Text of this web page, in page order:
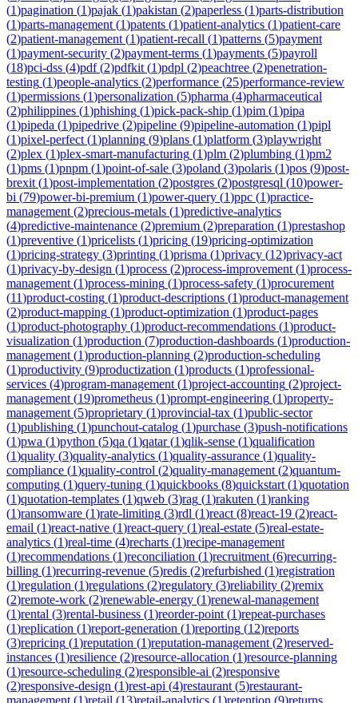
(1)pagination (1)pajak (1)pakistan (2)paperless (1)parts-distribution
(1)parts-management (1)patents (1)patient-analytics (1)patient-care
(2)patient-management (1)patient-recall (1)patterns (5)payment
(1)payment-security (2)payment-terms (1)payments (5)payroll
(18)pci-dss (4)pdf(2)pdfkit (1)pdpl (2)peachtree (2)penetration-
testing (1)people-analytics (2)performance (25)performance-review
(1)permissions (1)personalization (5)pharma (4)pharmaceutical
(2)philippines (1)phishing (1)pick-pack-ship (1)pim (1)pipa
(1)pipeda (1)pipedrive (2)pipeline (9)pipeline-automation (1)pipl
(1)pixel-perfect (1)planning (9)plans (1)platform (3)playwright
(2)plex (1)plex-smart-manufacturing (1)plm (2)plumbing (1)pm2
(1)pms (1)pnpm (1)point-of-sale (3)poland (3)polaris (1)pos (9)post-
brexit (1)post-implementation (2)postgres (2)postgresql (10)power-
bi (79)power-bi-premium (1)power-query (1)ppc (1)practice-
management (2)precious-metals (1)predictive-analytics
(4)predictive-maintenance (2)premium (2)preparation (1)prestashop
(1)preventive (1)pricelists (1)pricing (19)pricing-optimization
(1)pricing-strategy (3)printing (1)prisma (1)privacy (12)privacy-act
(1)privacy-by-design (1)process (2)process-improvement (1)process-
management (1)process-mining (1)process-safety (1)procurement
(11)product-costing (1)product-descriptions (1)product-management
(2)product-mapping (1)product-optimization (1)product-pages
(1)product-photography (1)product-recommendations (1)product-
visualization (1)production (7)production-dashboards (1)production-
management (1)production-planning (2)production-scheduling
(1)productivity (9)productization (1)products (1)professional-
services (4)program-management (1)project-accounting (2)project-
management (19)prometheus (1)prompt-engineering (1)property-
management (5)proprietary (1)provincial-tax (1)public-sector
(1)publishing (1)punchout-catalog (1)purchase (3)push-notifications
(1)pwa (1)python (5)qa (1)qatar(1)qlik-sense (1)qualification
(1)quality (3)quality-analytics (1)quality-assurance (1)quality-
compliance (1)quality-control (2)quality-management (2)quantum-
computing (1)query-tuning (1)quickbooks (8)quickstart (1)quotation
(1)quotation-templates (1)qweb (3)rag (1)rakuten (1)ranking
(1)ransomware (1)rate-limiting (3)rdl (1)react (8)react-19 (2)react-
email (1)react-native (1)react-query (1)real-estate (5)real-estate-
analytics (1)real-time (4)recharts (1)recipe-management
(1)recommendations (1)reconciliation (1)recruitment (6)recurring-
billing (1)recurring-revenue (5)redis (2)refurbished (1)registration
(1)regulation (1)regulations (2)regulatory (3)reliability (2)remix
(2)remote-work (2)renewable-energy (1)renewal-management
(1)rental (3)rental-business (1)reorder-point (1)repeat-purchases
(1)replication (1)report-generation (1)reporting (12)reports
(3)repricing (1)reputation (1)reputation-management (2)reserved-
instances (1)resilience (2)resource-allocation (1)resource-planning
(1)resource-scheduling (2)responsible-ai (2)responsive
(2)responsive-design (1)rest-api (4)restaurant (5)restaurant-
management (1)retail (13)retail-analytics (1)retention (9)returns